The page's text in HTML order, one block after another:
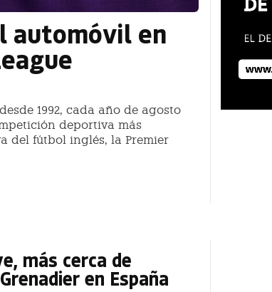
automóvil en
1992, cada año de agosto
deportiva más
del fútbol inglés, la Premier
más cerca de
en España